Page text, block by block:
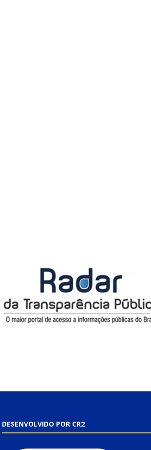
DESENVOLVIDO POR CR2